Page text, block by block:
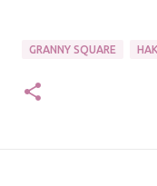
GRANNY SQUARE